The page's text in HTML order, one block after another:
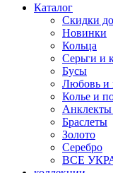
Каталог
Скидки
Новинки
Кольца
Серьги и
Бусы
Любовь и
Колье и
Анклекты
Браслеты
Золото
Серебро
ВСЕ